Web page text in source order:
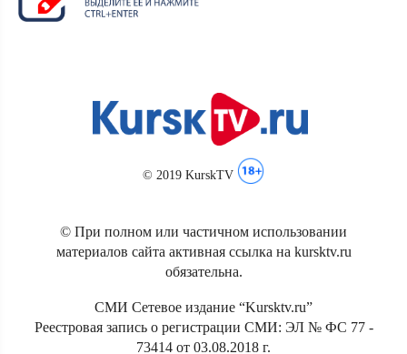
© 2019 KurskTV
© При полном или частичном использовании
материалов сайта активная ссылка на kursktv.ru
обязательна.
СМИ Сетевое издание “Kursktv.ru”
Реестровая запись о регистрации СМИ: ЭЛ № ФС 77 -
73414 от 03.08.2018 г.